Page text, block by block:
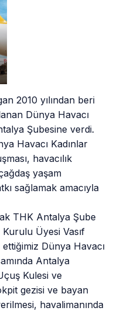
2010 yılından beri
Dünya Havacı
Şubesine verdi.
Havacı Kadınlar
havacılık
yaşam
sağlamak amacıyla
THK Antalya Şube
Üyesi Vasıf
Dünya Havacı
Antalya
Kulesi ve
gezisi ve bayan
havalimanında